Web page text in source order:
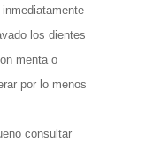
los dientes
menta o
por lo menos
consultar